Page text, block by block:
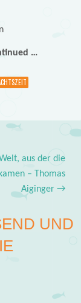
…
aus der die
– Thomas
Aiginger→
UND